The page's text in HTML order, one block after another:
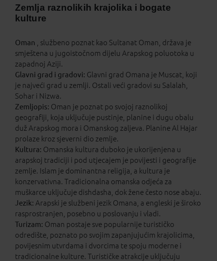
Zemlja raznolikih krajolika i bogate
kulture
Oman , službeno poznat kao Sultanat Oman, država je
smještena u jugoistočnom dijelu Arapskog poluotoka u
zapadnoj Aziji.
Glavni grad i gradovi: Glavni grad Omana je Muscat, koji
je najveći grad u zemlji. Ostali veći gradovi su Salalah,
Sohar i Nizwa.
Zemljopis: Oman je poznat po svojoj raznolikoj
geografiji, koja uključuje pustinje, planine i dugu obalu
duž Arapskog mora i Omanskog zaljeva. Planine Al Hajar
prolaze kroz sjeverni dio zemlje.
Kultura: Omanska kultura duboko je ukorijenjena u
arapskoj tradiciji i pod utjecajem je povijesti i geografije
zemlje. Islam je dominantna religija, a kultura je
konzervativna. Tradicionalna omanska odjeća za
muškarce uključuje dishdasha, dok žene često nose abaju.
Jezik: Arapski je službeni jezik Omana, a engleski je široko
rasprostranjen, posebno u poslovanju i vladi.
Turizam: Oman postaje sve popularnije turističko
odredište, poznato po svojim zapanjujućim krajolicima,
povijesnim utvrdama i dvorcima te spoju moderne i
tradicionalne kulture. Turističke atrakcije uključuju